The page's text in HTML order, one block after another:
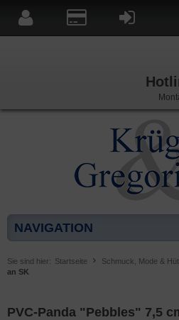
NAVIGATION
Sie sind hier: Startseite Schmuck, Mode &
an SK
PVC-Panda "Pebbles" 7,5